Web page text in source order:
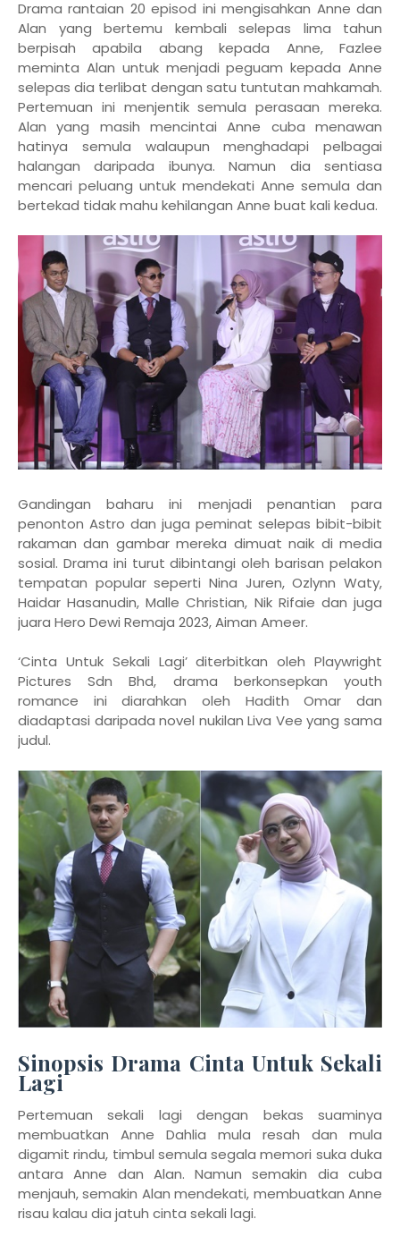
Drama rantaian 20 episod ini mengisahkan Anne dan
Alan yang bertemu kembali selepas lima tahun
berpisah apabila abang kepada Anne, Fazlee
meminta Alan untuk menjadi peguam kepada Anne
selepas dia terlibat dengan satu tuntutan mahkamah.
Pertemuan ini menjentik semula perasaan mereka.
Alan yang masih mencintai Anne cuba menawan
hatinya semula walaupun menghadapi pelbagai
halangan daripada ibunya. Namun dia sentiasa
mencari peluang untuk mendekati Anne semula dan
bertekad tidak mahu kehilangan Anne buat kali kedua.
Gandingan baharu ini menjadi penantian para
penonton Astro dan juga peminat selepas bibit-bibit
rakaman dan gambar mereka dimuat naik di media
sosial. Drama ini turut dibintangi oleh barisan pelakon
tempatan popular seperti Nina Juren, Ozlynn Waty,
Haidar Hasanudin, Malle Christian, Nik Rifaie dan juga
juara Hero Dewi Remaja 2023, Aiman Ameer.
‘Cinta Untuk Sekali Lagi’ diterbitkan oleh Playwright
Pictures Sdn Bhd, drama berkonsepkan youth
romance ini diarahkan oleh Hadith Omar dan
diadaptasi daripada novel nukilan Liva Vee yang sama
judul.
Sinopsis Drama Cinta Untuk Sekali
Lagi
Pertemuan sekali lagi dengan bekas suaminya
membuatkan Anne Dahlia mula resah dan mula
digamit rindu, timbul semula segala memori suka duka
antara Anne dan Alan. Namun semakin dia cuba
menjauh, semakin Alan mendekati, membuatkan Anne
risau kalau dia jatuh cinta sekali lagi.